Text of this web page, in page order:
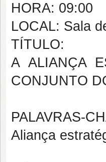
HORA: 09:00
LOCAL: Sala
TÍTULO:
A ALIANÇA
CONJUNTO
PALAVRAS-
Aliança